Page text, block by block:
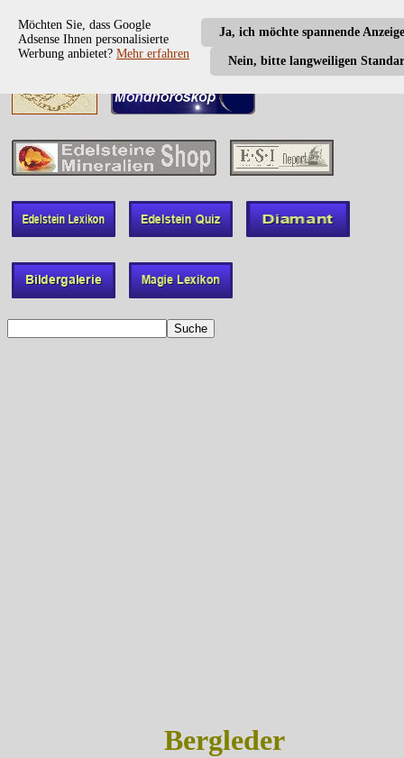
Ja, ich möchte spannende
Nein, bitte langweiligen
Möchten Sie, dass Google
Adsense Ihnen personalisierte
Werbung anbietet? Mehr erfahren
Bergleder